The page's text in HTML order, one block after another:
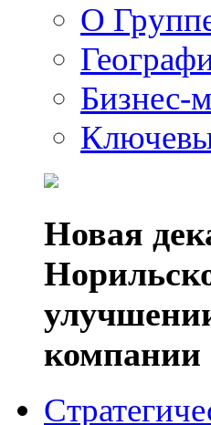
О
Бизнес-
Новая
компании